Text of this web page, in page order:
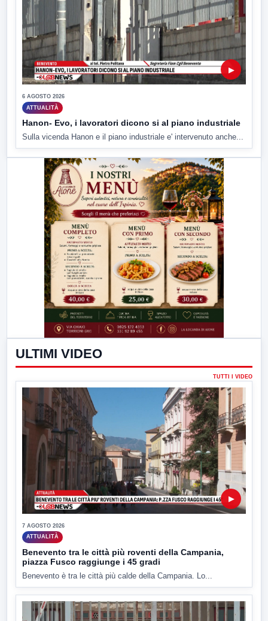
▶
6 AGOSTO 2026
ATTUALITÀ
Hanon- Evo, i lavoratori dicono si al piano industriale
Sulla vicenda Hanon e il piano industriale e' intervenuto anche...
ULTIMI VIDEO
TUTTI I VIDEO
▶
7 AGOSTO 2026
ATTUALITÀ
Benevento tra le città più roventi della Campania,
piazza Fusco raggiunge i 45 gradi
Benevento è tra le città più calde della Campania. Lo...